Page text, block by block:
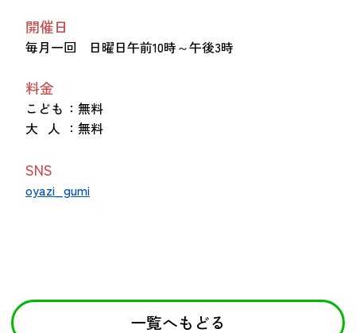
開催日
毎月一回 日曜日午前10時～午後3時
料金
こども ：無料
大 人 ：無料
SNS
oyazi_gumi
一覧へもどる